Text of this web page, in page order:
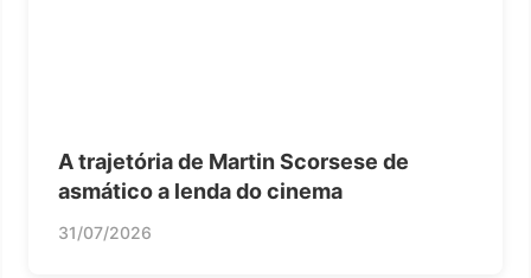
A trajetória de Martin Scorsese de
asmático a lenda do cinema
31/07/2026